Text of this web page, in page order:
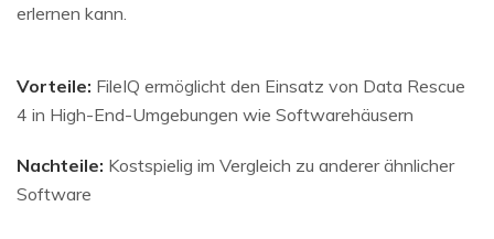
erlernen kann.
Vorteile: FileIQ ermöglicht den Einsatz von Data Rescue
4 in High-End-Umgebungen wie Softwarehäusern
Nachteile: Kostspielig im Vergleich zu anderer ähnlicher
Software